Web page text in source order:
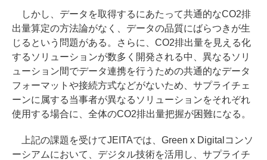
しかし、データを取得するにあたって共通的なCO2排
出量算定の方法論がなく、データの品質にばらつきが生
じるという問題がある。さらに、CO2排出量を見える化
するソリューションが数多く開発される中、異なるソリ
ューション間でデータ連携を行うための共通的なデータ
フォーマットや接続方式などがないため、サプライチェ
ーンに属する当事者が異なるソリューションをそれぞれ
使用する場合に、全体のCO2排出量把握が困難になる。
上記の課題を受けてJEITAでは、Green x Digitalコンソ
ーシアムにおいて、デジタル技術を活用し、サプライチ